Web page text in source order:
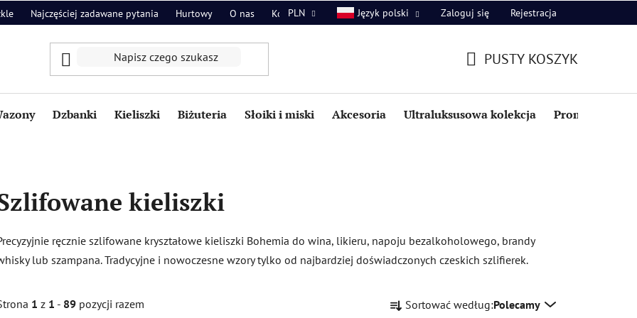
Najczęściej zadawane pytania Hurtowy O nas Kontakt
PLN Język polski Zaloguj się Rejestracja
PUSTY KOSZYK
Dzbanki Kieliszki Biżuteria Słoiki i miski Akcesoria Ultraluksusowa kolekcja Promocje i
kieliszki
ręcznie szlifowane kryształowe kieliszki Bohemia do wina, likieru, napoju bezalkoholowego, brandy
lub szampana. Tradycyjne i nowoczesne wzory tylko od najbardziej doświadczonych czeskich szlifierek.
1 z 1 - 89 pozycji razem
o Sortować według:Polecamy